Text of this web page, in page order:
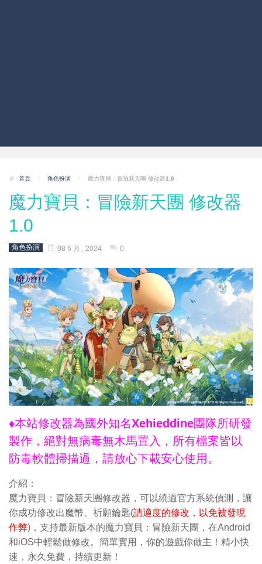
首頁 / 角色扮演 / 魔力寶貝：冒險新天團 修改器1.0
魔力寶貝：冒險新天團 修改器
1.0
角色扮演 08 6 月 , 2024 0
♦本站修改器為國外知名Xehieddine團隊所研發
製作，絕對無病毒無木馬置入，所有檔案皆以
防毒軟體掃描過，請放心下載安心使用。
介紹：
魔力寶貝：冒險新天團修改器，可以繞過官方系統偵測，讓
你成功修改出魔幣、祈願鑰匙(請適度的修改，以免被發現
作弊)，支持最新版本的魔力寶貝：冒險新天團，在Android
和iOS中輕鬆做修改。簡單實用，你的遊戲你做主！精小快
速，永久免費，持續更新！